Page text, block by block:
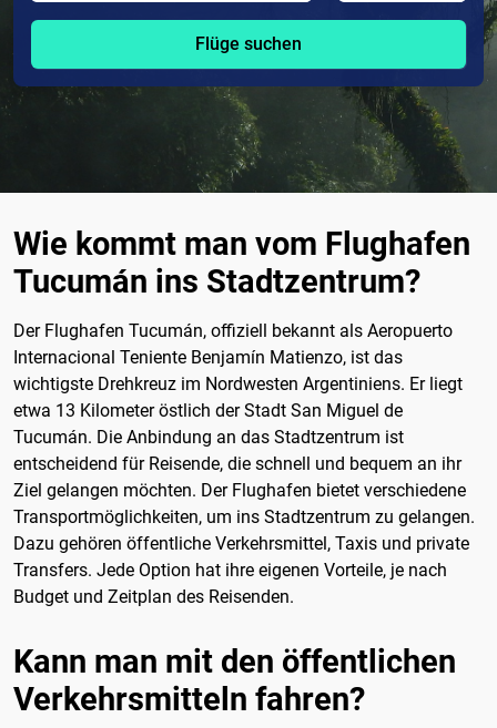
Flüge suchen
Wie kommt man vom Flughafen
Tucumán ins Stadtzentrum?
Der Flughafen Tucumán, offiziell bekannt als Aeropuerto
Internacional Teniente Benjamín Matienzo, ist das
wichtigste Drehkreuz im Nordwesten Argentiniens. Er liegt
etwa 13 Kilometer östlich der Stadt San Miguel de
Tucumán. Die Anbindung an das Stadtzentrum ist
entscheidend für Reisende, die schnell und bequem an ihr
Ziel gelangen möchten. Der Flughafen bietet verschiedene
Transportmöglichkeiten, um ins Stadtzentrum zu gelangen.
Dazu gehören öffentliche Verkehrsmittel, Taxis und private
Transfers. Jede Option hat ihre eigenen Vorteile, je nach
Budget und Zeitplan des Reisenden.
Kann man mit den öffentlichen
Verkehrsmitteln fahren?